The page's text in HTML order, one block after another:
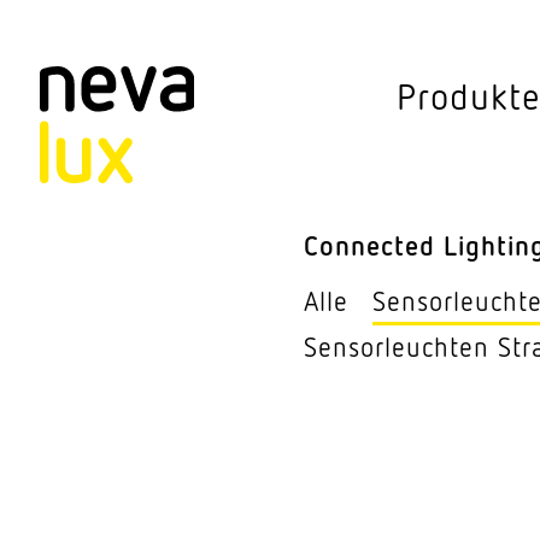
Produkte
Pendel­leuchten
Connected
Alle
Sensor­leuchten